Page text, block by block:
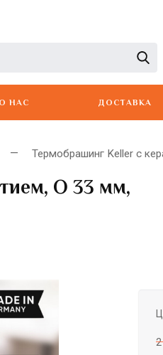
Efalock
О НАС ДОСТАВКА
Термобрашинг Keller с
O 33 мм,